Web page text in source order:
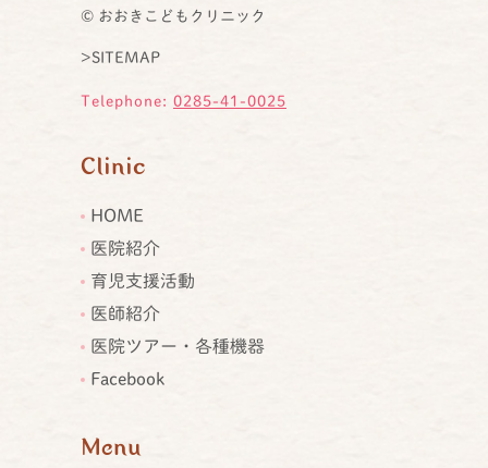
© おおきこどもクリニック
>SITEMAP
Telephone: 0285-41-0025
Clinic
HOME
医院紹介
育児支援活動
医師紹介
医院ツアー・各種機器
Facebook
Menu